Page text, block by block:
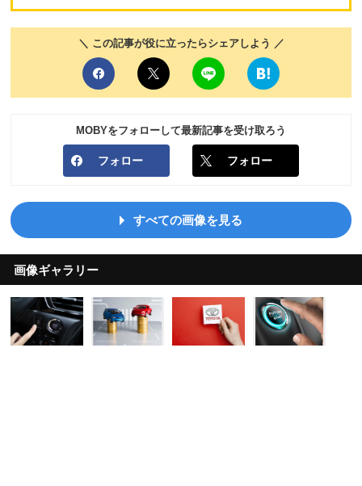
＼ この記事が役に立ったらシェアしよう ／
MOBYをフォローして最新記事を受け取ろう
フォロー フォロー
すべての画像を見る
画像ギャラリー